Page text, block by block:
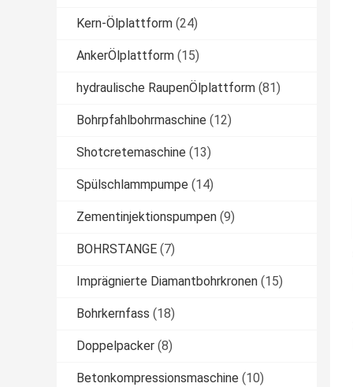
Kern-Ölplattform (24)
AnkerÖlplattform (15)
hydraulische RaupenÖlplattform (81)
Bohrpfahlbohrmaschine (12)
Shotcretemaschine (13)
Spülschlammpumpe (14)
Zementinjektionspumpen (9)
BOHRSTANGE (7)
Imprägnierte Diamantbohrkronen (15)
Bohrkernfass (18)
Doppelpacker (8)
Betonkompressionsmaschine (10)